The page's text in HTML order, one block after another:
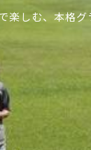
楽しむ、本格グ